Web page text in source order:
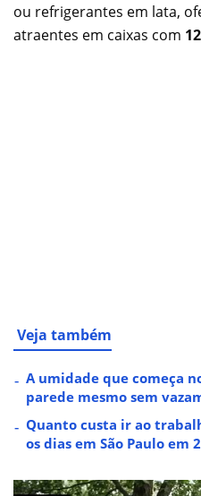
ou refrigerantes em lata,
atraentes em caixas com 12
Veja também
A umidade que começa
parede mesmo sem
Quanto custa ir ao
os dias em São Paulo em